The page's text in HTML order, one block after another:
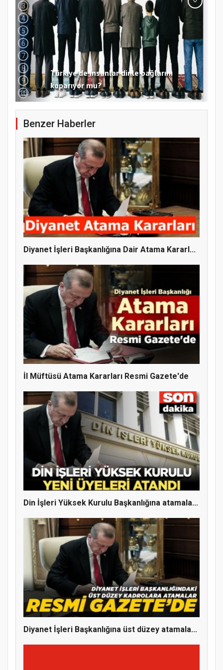
Samsun Atakum’da 15 Temmuz Programı
Doğanyol'da Temel Dini Bilgiler Sınavı
Gerçekleştirildi
3
4
5
6
7
8
9
10
Benzer Haberler
Diyanet İşleri Başkanlığına Dair Atama Kararl...
İl Müftüsü Atama Kararları Resmi Gazete'de
Din İşleri Yüksek Kurulu Başkanlığına atamala...
Diyanet İşleri Başkanlığına üst düzey atamala...